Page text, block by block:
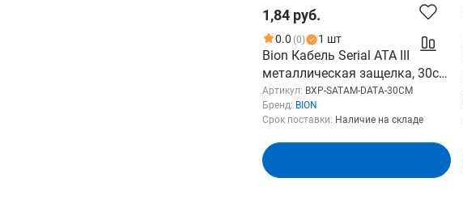
1,84 руб.
0.0 (0) 1 шт
Bion Кабель Serial ATA III
металлическая защелка, 30см
[BXP-SATAM-DATA-30CM]
Артикул: BXP-SATAM-DATA-30CM
Бренд: BION
Срок поставки: Наличие на складе